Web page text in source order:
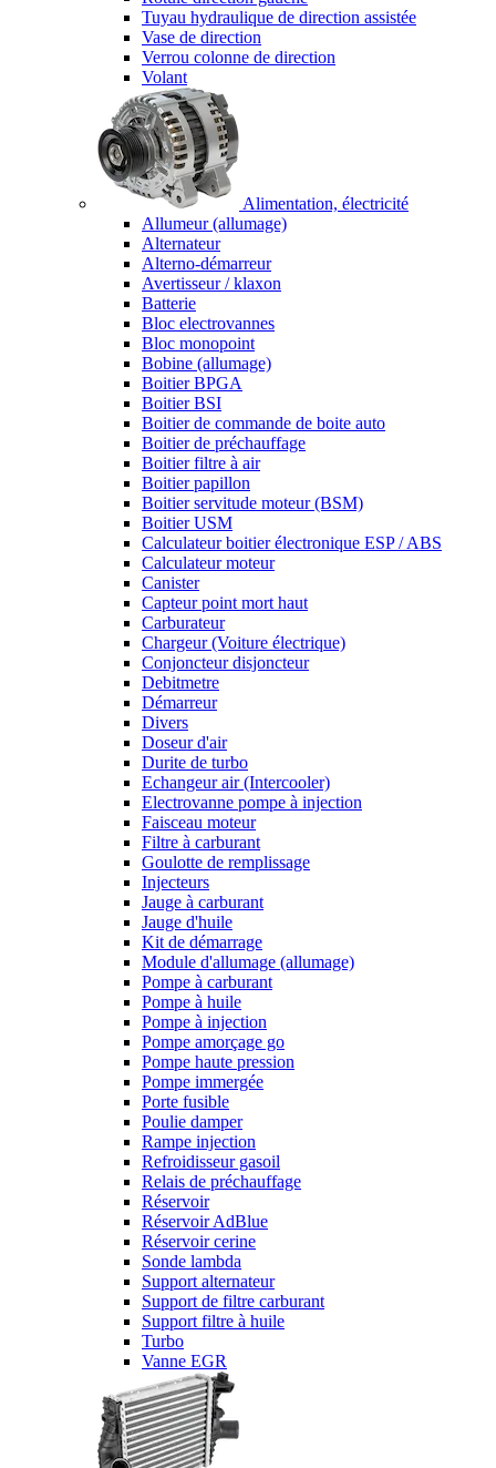
Tuyau hydraulique de direction assistée
Vase de direction
Verrou colonne de direction
Volant
Alimentation, électricité
Allumeur (allumage)
Alternateur
Alterno-démarreur
Avertisseur / klaxon
Batterie
Bloc electrovannes
Bloc monopoint
Bobine (allumage)
Boitier BPGA
Boitier BSI
Boitier de commande de boite auto
Boitier de préchauffage
Boitier filtre à air
Boitier papillon
Boitier servitude moteur (BSM)
Boitier USM
Calculateur boitier électronique ESP / ABS
Calculateur moteur
Canister
Capteur point mort haut
Carburateur
Chargeur (Voiture électrique)
Conjoncteur disjoncteur
Debitmetre
Démarreur
Divers
Doseur d'air
Durite de turbo
Echangeur air (Intercooler)
Electrovanne pompe à injection
Faisceau moteur
Filtre à carburant
Goulotte de remplissage
Injecteurs
Jauge à carburant
Jauge d'huile
Kit de démarrage
Module d'allumage (allumage)
Pompe à carburant
Pompe à huile
Pompe à injection
Pompe amorçage go
Pompe haute pression
Pompe immergée
Porte fusible
Poulie damper
Rampe injection
Refroidisseur gasoil
Relais de préchauffage
Réservoir
Réservoir AdBlue
Réservoir cerine
Sonde lambda
Support alternateur
Support de filtre carburant
Support filtre à huile
Turbo
Vanne EGR